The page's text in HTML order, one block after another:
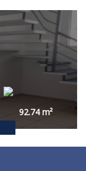
92.74m²